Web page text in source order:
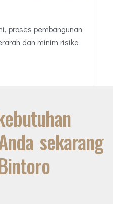
proses pembangunan
dan minim risiko
sekarang